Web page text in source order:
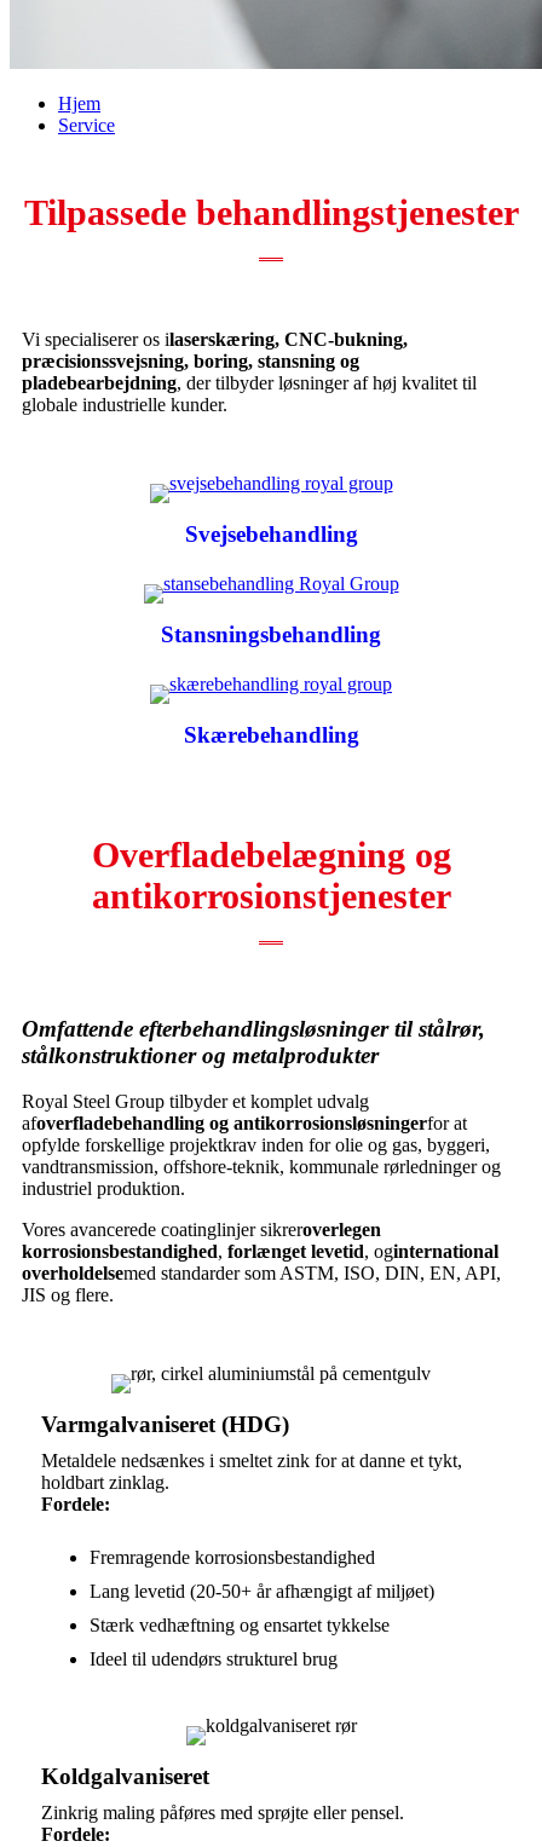
Hjem
Service
Tilpassede behandlingstjenester
Vi specialiserer os ilaserskæring, CNC-bukning,
præcisionssvejsning, boring, stansning og
pladebearbejdning, der tilbyder løsninger af høj kvalitet til
globale industrielle kunder.
Svejsebehandling
Stansningsbehandling
Skærebehandling
Overfladebelægning og
antikorrosionstjenester
Omfattende efterbehandlingsløsninger til stålrør,
stålkonstruktioner og metalprodukter
Royal Steel Group tilbyder et komplet udvalg
afoverfladebehandling og antikorrosionsløsningerfor at
opfylde forskellige projektkrav inden for olie og gas, byggeri,
vandtransmission, offshore-teknik, kommunale rørledninger og
industriel produktion.
Vores avancerede coatinglinjer sikreroverlegen
korrosionsbestandighed, forlænget levetid, oginternational
overholdelsemed standarder som ASTM, ISO, DIN, EN, API,
JIS og flere.
Varmgalvaniseret (HDG)
Metaldele nedsænkes i smeltet zink for at danne et tykt,
holdbart zinklag.
Fordele:
Fremragende korrosionsbestandighed
Lang levetid (20-50+ år afhængigt af miljøet)
Stærk vedhæftning og ensartet tykkelse
Ideel til udendørs strukturel brug
Koldgalvaniseret
Zinkrig maling påføres med sprøjte eller pensel.
Fordele: